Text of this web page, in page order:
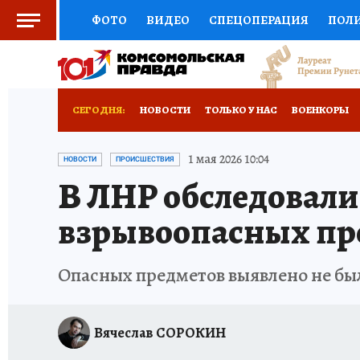
ФОТО ВИДЕО СПЕЦОПЕРАЦИЯ
СОЦПОДДЕРЖКА НАУКА СПОРТ
НЕДВИЖИМОСТЬ
СЕГОДНЯ: НОВОСТИ ТОЛЬКО У НАС ВОЕНКОРЫ
ИСПЫТАНО НА СЕБЕ
НОВОСТИ ПРОИСШЕСТВИЯ 1 мая 2026 10:04
В ЛНР обследовали
взрывоопасных
Опасных предметов выявлено не
Вячеслав СОРОКИН